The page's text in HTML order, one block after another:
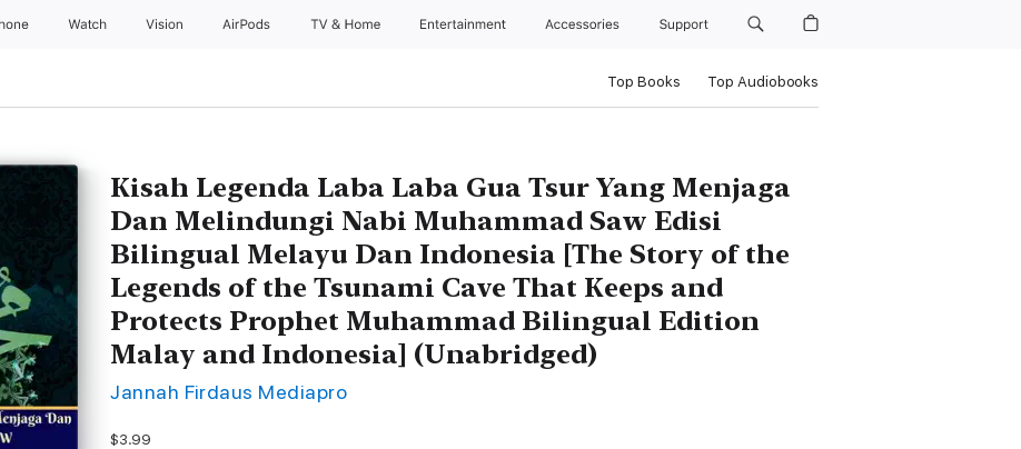
Watch Vision AirPods TV & Home Entertainment Accessories Support
Top Books Top Audiobooks
Kisah Legenda Laba Laba Gua Tsur Yang Menjaga
Dan Melindungi Nabi Muhammad Saw Edisi
Bilingual Melayu Dan Indonesia [The Story of the
Legends of the Tsunami Cave That Keeps and
Protects Prophet Muhammad Bilingual Edition
Malay and Indonesia] (Unabridged)
Jannah Firdaus Mediapro
$3.99